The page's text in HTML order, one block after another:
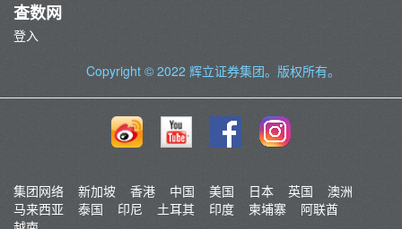
查数网
登入
Copyright © 2022 辉立证券集团。版权所有。
集团网络 新加坡 香港 中国 美国 日本 英国
澳洲
马来西亚
泰国 印尼 土耳其 印度 柬埔寨
阿联酋